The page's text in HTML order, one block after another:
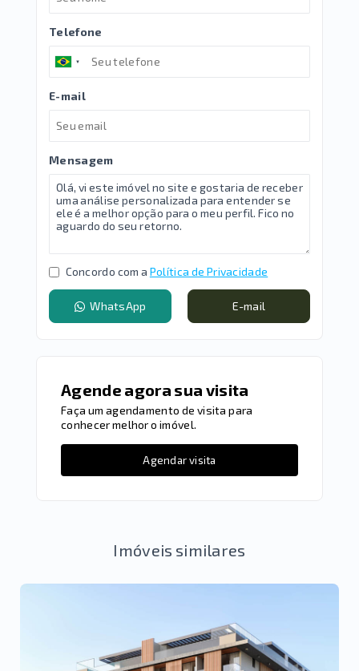
Telefone
E-mail
Mensagem
Concordo com a Política de Privacidade
WhatsApp E-mail
Agende agora sua visita
Faça um agendamento de visita para
conhecer melhor o imóvel.
Agendar visita
Imóveis similares